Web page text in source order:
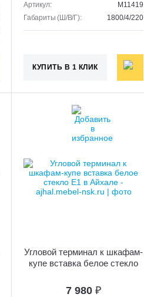
Артикул:
M11419
Габариты (Ш/В/Г):
1800/4/220
КУПИТЬ В 1 КЛИК
Угловой терминал к шкафам-
купе вставка белое стекло
7 980 ₽